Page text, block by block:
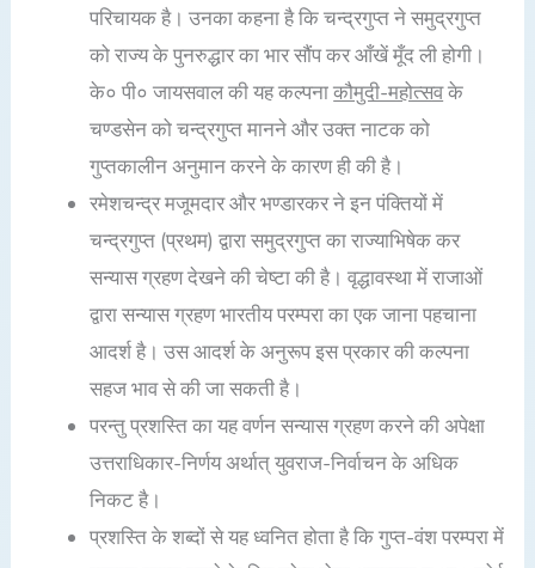
परिचायक है। उनका कहना है कि चन्द्रगुप्त ने समुद्रगुप्त
को राज्य के पुनरुद्धार का भार सौंप कर आँखें मूँद ली होगी।
के० पी० जायसवाल की यह कल्पनाकौमुदी-महोत्सवके
चण्डसेन को चन्द्रगुप्त मानने और उक्त नाटक को
गुप्तकालीन अनुमान करने के कारण ही की है।
रमेशचन्द्र मजूमदार और भण्डारकर ने इन पंक्तियों में
चन्द्रगुप्त (प्रथम) द्वारा समुद्रगुप्त का राज्याभिषेक कर
सन्यास ग्रहण देखने की चेष्टा की है। वृद्धावस्था में राजाओं
द्वारा सन्यास ग्रहण भारतीय परम्परा का एक जाना पहचाना
आदर्श है। उस आदर्श के अनुरूप इस प्रकार की कल्पना
सहज भाव से की जा सकती है।
परन्तु प्रशस्ति का यह वर्णन सन्यास ग्रहण करने की अपेक्षा
उत्तराधिकार-निर्णय अर्थात् युवराज-निर्वाचन के अधिक
निकट है।
प्रशस्ति के शब्दों से यह ध्वनित होता है कि गुप्त-वंश परम्परा में